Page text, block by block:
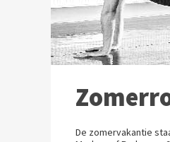
De zomervakantie